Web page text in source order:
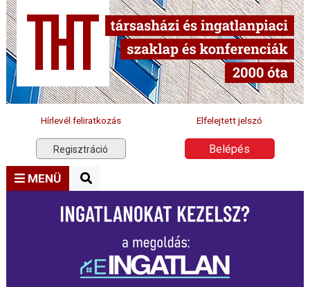
Hírlevél feliratkozás Elfelejtett jelszó
Regisztráció Belépés
MENÜ